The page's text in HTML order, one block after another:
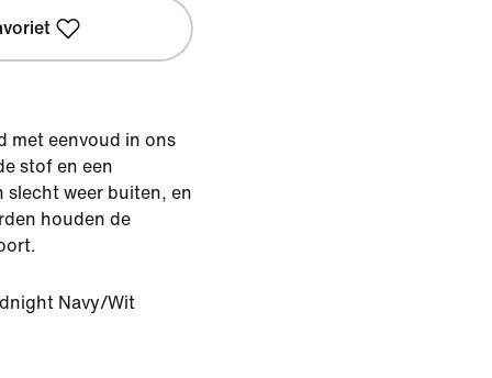
met eenvoud in ons
stof en een
slecht weer buiten, en
houden de
Navy/Wit